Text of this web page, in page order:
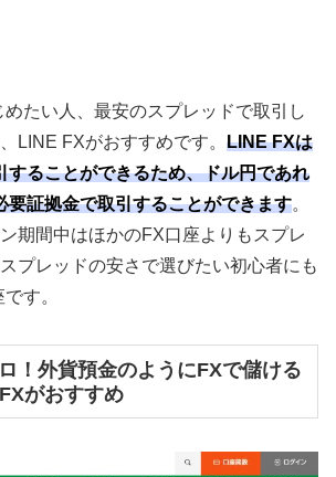
めたい人、最安のスプレッドで取引し
LINE FXがおすすめです。 LINE FXは
することができるため、ドル円であれ
要証拠金で取引することができます。
期間中はほかのFX口座よりもスプレ
プレッドの安さで選びたい初心者にも
す。
！外貨預金のようにFXで儲ける
がおすすめ